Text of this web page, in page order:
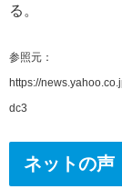
る。
参照元：
https://
dc3
ネットの声